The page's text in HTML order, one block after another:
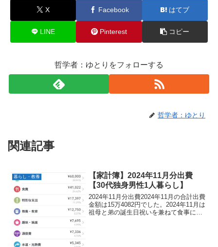
X Facebook はてブ
LINE Pinterest コピー
哲学者：ゆとりをフォローする
哲学者：ゆとり
関連記事
暮らし・教養
【家計簿】2024年11月分出費
【30代独身男性1人暮らし】
2024年11月分出費2024年11月の合計出費
金額は15万4082円でした。2024年11月は
祖母と弟の誕生日祝いを兼ねて食事に行